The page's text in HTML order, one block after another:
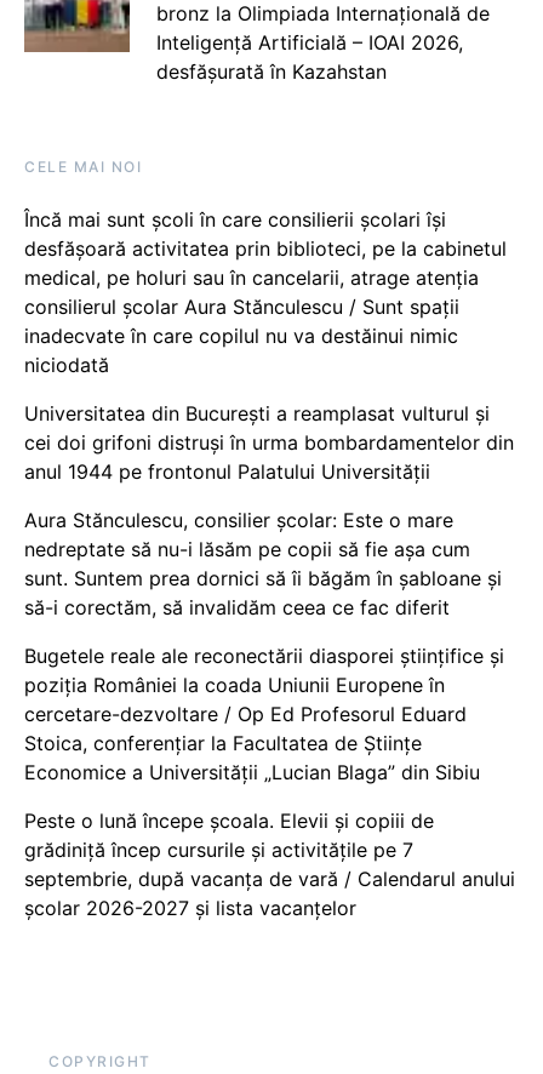
bronz la Olimpiada Internațională de
Inteligență Artificială – IOAI 2026,
desfășurată în Kazahstan
CELE MAI NOI
Încă mai sunt școli în care consilierii școlari își
desfășoară activitatea prin biblioteci, pe la cabinetul
medical, pe holuri sau în cancelarii, atrage atenția
consilierul școlar Aura Stănculescu / Sunt spații
inadecvate în care copilul nu va destăinui nimic
niciodată
Universitatea din București a reamplasat vulturul și
cei doi grifoni distruși în urma bombardamentelor din
anul 1944 pe frontonul Palatului Universității
Aura Stănculescu, consilier școlar: Este o mare
nedreptate să nu-i lăsăm pe copii să fie așa cum
sunt. Suntem prea dornici să îi băgăm în șabloane și
să-i corectăm, să invalidăm ceea ce fac diferit
Bugetele reale ale reconectării diasporei științifice și
poziția României la coada Uniunii Europene în
cercetare-dezvoltare / Op Ed Profesorul Eduard
Stoica, conferențiar la Facultatea de Științe
Economice a Universității „Lucian Blaga” din Sibiu
Peste o lună începe școala. Elevii și copiii de
grădiniță încep cursurile și activitățile pe 7
septembrie, după vacanța de vară / Calendarul anului
școlar 2026-2027 și lista vacanțelor
COPYRIGHT